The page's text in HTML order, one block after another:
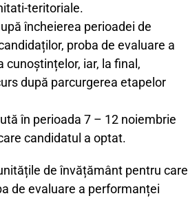
teritoriale.
încheierea perioadei de
proba de evaluare a
iar, la final,
după parcurgerea etapelor
în perioada 7 – 12 noiembrie
candidatul a optat.
de învățământ pentru care
de evaluare a performanței